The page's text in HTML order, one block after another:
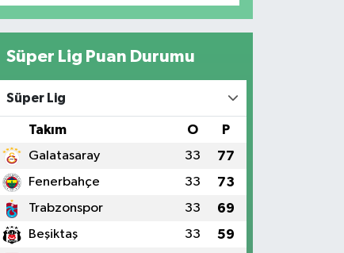
Süper Lig Puan Durumu
Süper Lig
Takım O P
Galatasaray 33 77
Fenerbahçe 33 73
Trabzonspor 33 69
Beşiktaş 33 59